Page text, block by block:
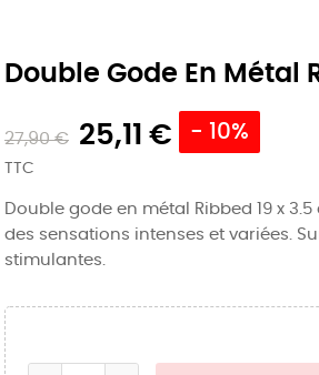
Double Gode En Métal
27,90 € 25,11 € - 10%
TTC
Double gode en métal Ribbed 19 x
des sensations intenses et variées.
stimulantes.